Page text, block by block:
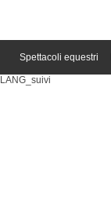
Spettacoli equestri
LANG_suivi